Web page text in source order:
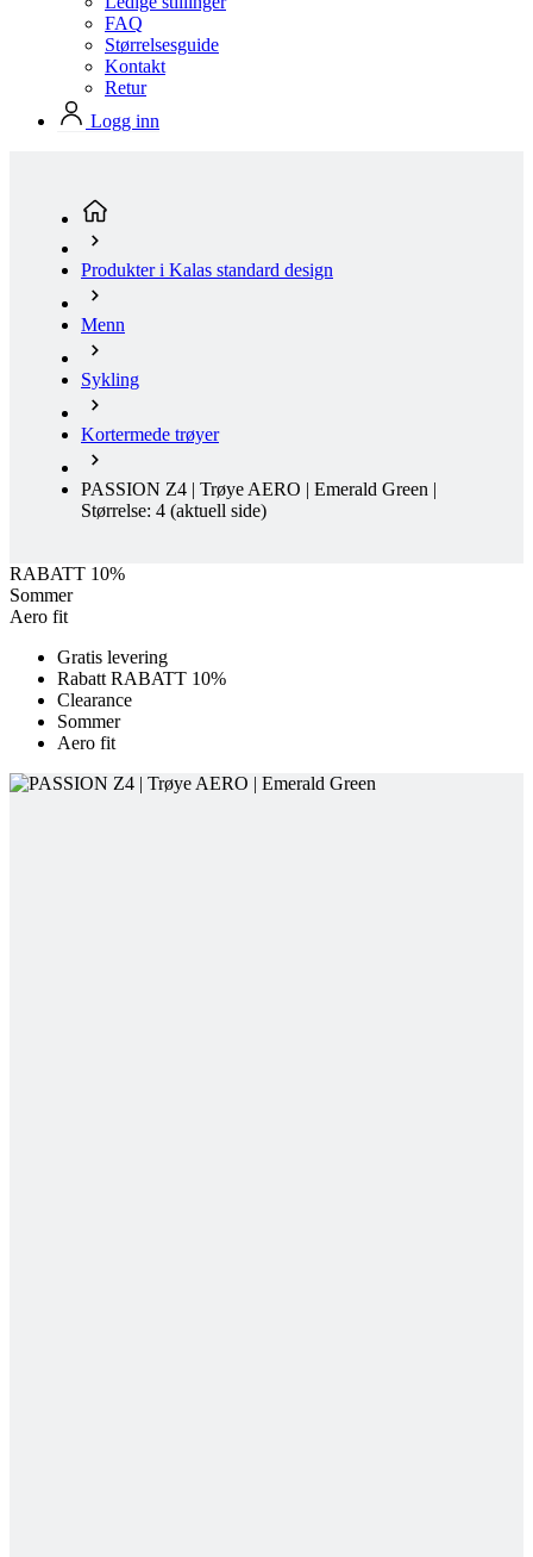
Logg inn
Menn
Sykling
Kortermede trøyer
PASSION Z4 | Trøye AERO | Emerald Green |
Størrelse: 4
RABATT 10%
Sommer
Rabatt RABATT 10%
Clearance
Sommer